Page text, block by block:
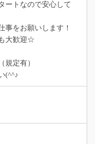
ートなので安心して
事をお願いします！
大歓迎☆
規定有）
(^^♪